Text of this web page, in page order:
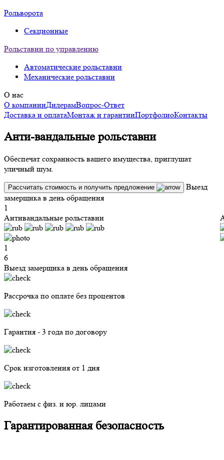
Рольворота
Секционные
Рольставни по управлению
Автоматические рольставни
Механические рольставни
О нас
О компанииДилерамВопрос-Ответ
Доставка и оплатаМонтаж и гарантииПортфолиоКонтакты
Анти-вандальные рольставни
Обеспечат сохранность вашего имущества, приглушат
уличный шум.
Рассчитать стоимость и получить предложение
Выезд
замерщика в день обращения
1
Антивандальные рольставни
1
6
Выезд замерщика в день обращения
Рассрочка по оплате без процентов
Гарантия - 3 года по договору
Срок изготовления от 1 дня
Работаем с физ. и юр. лицами
Гарантированная безопасность